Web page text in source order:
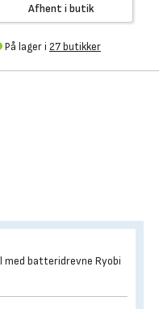
Afhent i butik
På lager i 27 butikker
med batteridrevne Ryobi